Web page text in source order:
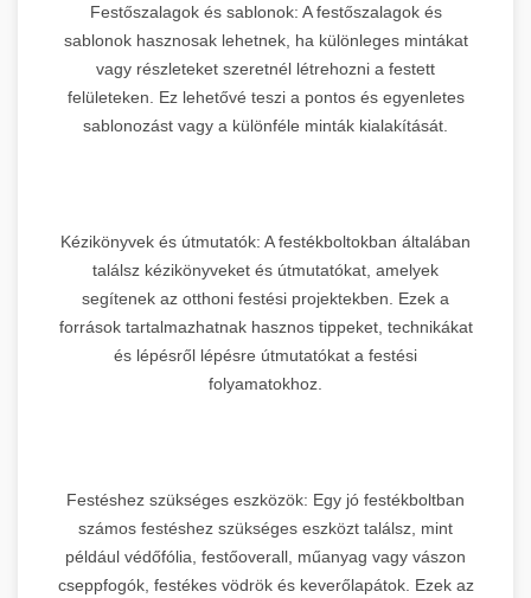
Festőszalagok és sablonok: A festőszalagok és
sablonok hasznosak lehetnek, ha különleges mintákat
vagy részleteket szeretnél létrehozni a festett
felületeken. Ez lehetővé teszi a pontos és egyenletes
sablonozást vagy a különféle minták kialakítását.
Kézikönyvek és útmutatók: A festékboltokban általában
találsz kézikönyveket és útmutatókat, amelyek
segítenek az otthoni festési projektekben. Ezek a
források tartalmazhatnak hasznos tippeket, technikákat
és lépésről lépésre útmutatókat a festési
folyamatokhoz.
Festéshez szükséges eszközök: Egy jó festékboltban
számos festéshez szükséges eszközt találsz, mint
például védőfólia, festőoverall, műanyag vagy vászon
cseppfogók, festékes vödrök és keverőlapátok. Ezek az